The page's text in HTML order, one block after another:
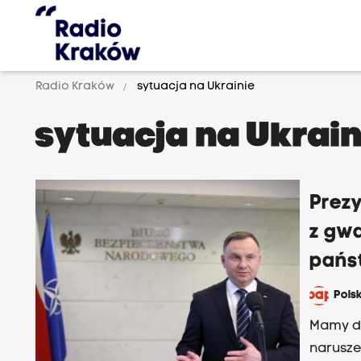
Radio Kraków sytuacja na Ukrainie
sytuacja na
z
Mamy